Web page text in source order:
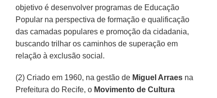
objetivo é desenvolver programas de Educação
Popular na perspectiva de formação e qualificação
das camadas populares e promoção da cidadania,
buscando trilhar os caminhos de superação em
relação à exclusão social.
(2) Criado em 1960, na gestão de Miguel Arraes na
Prefeitura do Recife, o Movimento de Cultura